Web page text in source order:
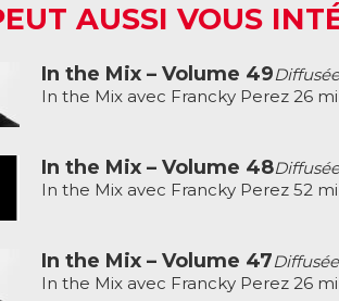
AUSSI VOUS
In the Mix – Volume 49
In the Mix avec Francky Perez 26
In the Mix – Volume 48
In the Mix avec Francky Perez 52
In the Mix – Volume 47
In the Mix avec Francky Perez 26